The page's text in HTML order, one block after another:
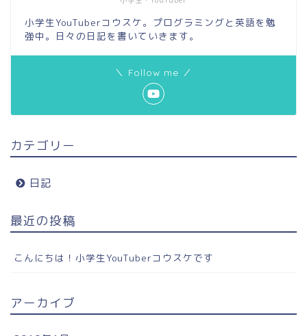
小学生YouTuberコウスケ。プログラミングと英語を勉
強中。日々の日記を書いていきます。
＼ Follow me ／
カテゴリー
日記
最近の投稿
こんにちは！小学生YouTuberコウスケです
アーカイブ